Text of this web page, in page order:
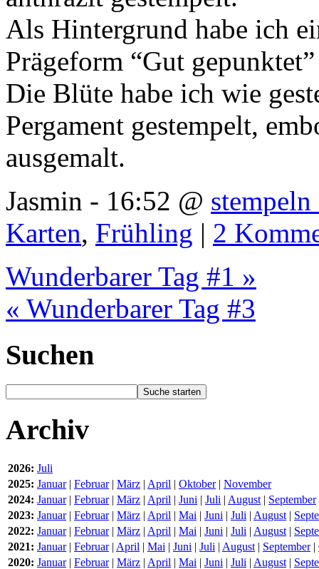
Als Hintergrund habe ich
Prägeform “Gut
Die Blüte habe ich wie
Pergament gestempelt,
ausgemalt.
Jasmin - 16:52 @
Karten, Frühling | 2
Wunderbarer Tag #1 »
« Wunderbarer Tag #3
Suchen
Archiv
2026: Juli
2025: Januar| Februar| März | April | Oktober| November
2024: Januar| Februar| März | April | Juni | Juli | August | September
2023: Januar| Februar| März | April | Mai | Juni | Juli | August |
2022: Januar| Februar| März | April | Mai | Juni | Juli | August |
2021: Januar| Februar| April | Mai | Juni | Juli | August | September|
2020: Januar| Februar| März | April | Mai | Juni | Juli | August |